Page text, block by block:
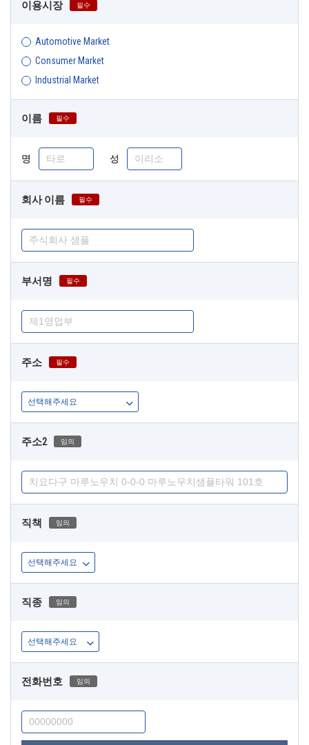
이용시장 필수
Automotive Market
Consumer Market
Industrial Market
이름 필수
명 성
회사 이름 필수
부서명 필수
주소 필수
주소2 임의
직책 임의
직종 임의
전화번호 임의